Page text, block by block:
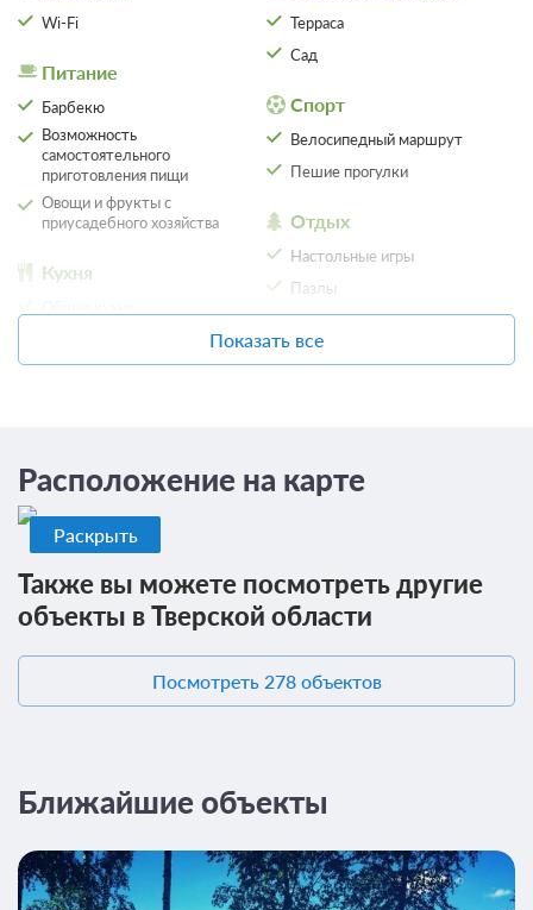
Wi-Fi
Питание
Барбекю
Возможность
самостоятельного
приготовления пищи
Овощи и фрукты с
приусадебного хозяйства
Кухня
Детская площадка
Терраса
Сад
Спорт
Велосипедный маршрут
Пешие прогулки
Отдых
Настольные игры
Пазлы
Телевизор
Сервисы
Места для курения
Показать все
Расположение на карте
Раскрыть
Также вы можете посмотреть другие
объекты в Тверской области
Посмотреть 278 объектов
Ближайшие объекты